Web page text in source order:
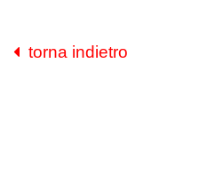
torna indietro